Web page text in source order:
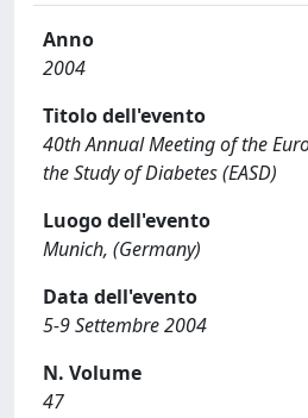
Anno
2004
Titolo dell'evento
40th Annual Meeting of the
the Study of Diabetes (EASD)
Luogo dell'evento
Munich, (Germany)
Data dell'evento
5-9 Settembre 2004
N. Volume
47